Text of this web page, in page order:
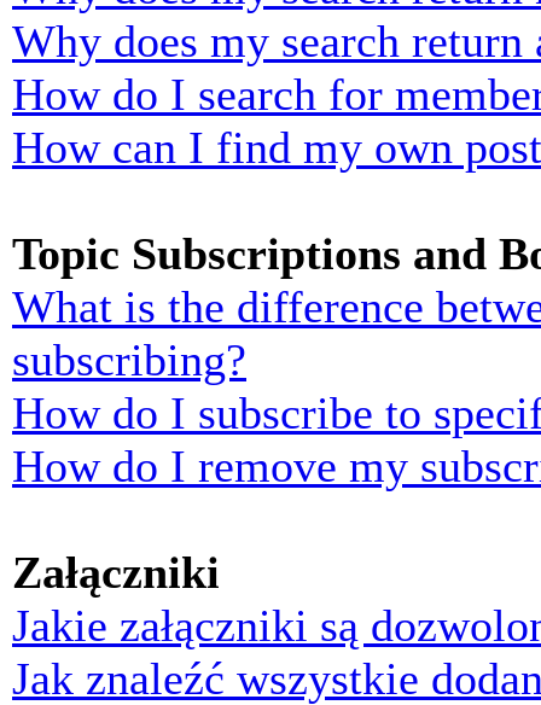
Why does my search return
How do I search for
How can I find my own
Topic Subscriptions and
What is the difference
subscribing?
How do I subscribe to
How do I remove my
Załączniki
Jakie załączniki są
Jak znaleźć wszystkie